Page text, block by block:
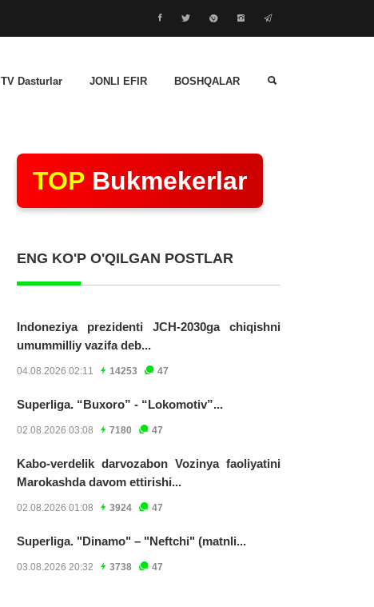
TV Dasturlar JONLI EFIR BOSHQALAR
TOP Bukmekerlar
ENG KO'P O'QILGAN POSTLAR
Indoneziya prezidenti JCH-2030ga chiqishni
umummilliy vazifa deb...
04.08.2026 02:11 14253 47
Superliga. “Buxoro” - “Lokomotiv”...
02.08.2026 03:08 7180 47
Kabo-verdelik darvozabon Vozinya faoliyatini
Marokashda davom ettirishi...
02.08.2026 01:08 3924 47
Superliga. "Dinamo" – "Neftchi" (matnli...
03.08.2026 20:32 3738 47